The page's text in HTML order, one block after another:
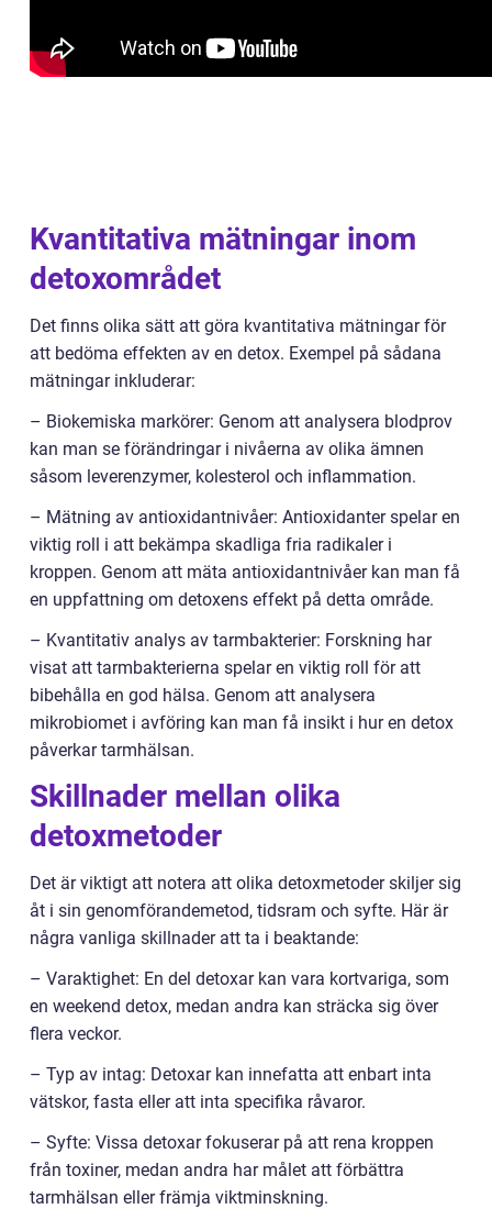
Kvantitativa mätningar inom
detoxområdet
Det finns olika sätt att göra kvantitativa mätningar för
att bedöma effekten av en detox. Exempel på sådana
mätningar inkluderar:
– Biokemiska markörer: Genom att analysera blodprov
kan man se förändringar i nivåerna av olika ämnen
såsom leverenzymer, kolesterol och inflammation.
– Mätning av antioxidantnivåer: Antioxidanter spelar en
viktig roll i att bekämpa skadliga fria radikaler i
kroppen. Genom att mäta antioxidantnivåer kan man få
en uppfattning om detoxens effekt på detta område.
– Kvantitativ analys av tarmbakterier: Forskning har
visat att tarmbakterierna spelar en viktig roll för att
bibehålla en god hälsa. Genom att analysera
mikrobiomet i avföring kan man få insikt i hur en detox
påverkar tarmhälsan.
Skillnader mellan olika
detoxmetoder
Det är viktigt att notera att olika detoxmetoder skiljer sig
åt i sin genomförandemetod, tidsram och syfte. Här är
några vanliga skillnader att ta i beaktande:
– Varaktighet: En del detoxar kan vara kortvariga, som
en weekend detox, medan andra kan sträcka sig över
flera veckor.
– Typ av intag: Detoxar kan innefatta att enbart inta
vätskor, fasta eller att inta specifika råvaror.
– Syfte: Vissa detoxar fokuserar på att rena kroppen
från toxiner, medan andra har målet att förbättra
tarmhälsan eller främja viktminskning.